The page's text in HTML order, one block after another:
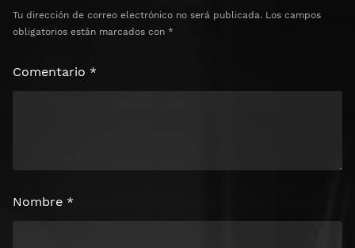
Tu dirección de correo electrónico no será publicada. Los campos
obligatorios están marcados con *
Comentario *
Nombre *